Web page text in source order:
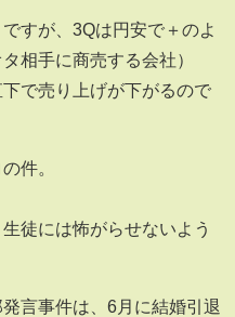
すが、3Qは円安で＋のよ
相手に商売する会社）
で売り上げが下がるので
件。
徒には怖がらせないよう
言事件は、6月に結婚引退